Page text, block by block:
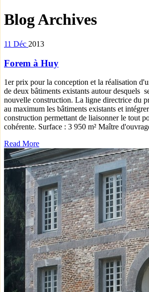
Blog Archives
11 Déc 2013
Forem à Huy
1er prix pour la conception et la réalisation
de deux bâtiments existants autour desquels
nouvelle construction. La ligne directrice du
au maximum les bâtiments existants et
construction permettant de liaisonner le tout
cohérente. Surface : 3 950 m² Maître
Read More